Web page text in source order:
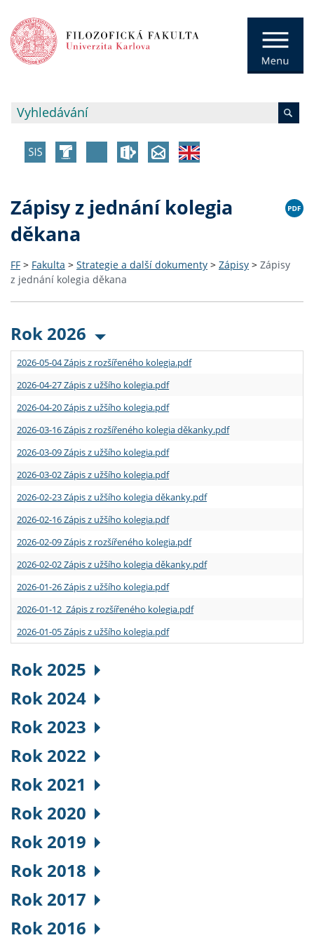
Zápisy z jednání kolegia
děkana
FF > Fakulta > Strategie a další dokumenty > Zápisy > Zápisy
z jednání kolegia děkana
Rok 2026
2026-05-04 Zápis z rozšířeného kolegia.pdf
2026-04-27 Zápis z užšího kolegia.pdf
2026-04-20 Zápis z užšího kolegia.pdf
2026-03-16 Zápis z rozšířeného kolegia děkanky.pdf
2026-03-09 Zápis z užšího kolegia.pdf
2026-03-02 Zápis z užšího kolegia.pdf
2026-02-23 Zápis z užšího kolegia děkanky.pdf
2026-02-16 Zápis z užšího kolegia.pdf
2026-02-09 Zápis z rozšířeného kolegia.pdf
2026-02-02 Zápis z užšího kolegia děkanky.pdf
2026-01-26 Zápis z užšího kolegia.pdf
2026-01-12 Zápis z rozšířeného kolegia.pdf
2026-01-05 Zápis z užšího kolegia.pdf
Rok 2025
Rok 2024
Rok 2023
Rok 2022
Rok 2021
Rok 2020
Rok 2019
Rok 2018
Rok 2017
Rok 2016